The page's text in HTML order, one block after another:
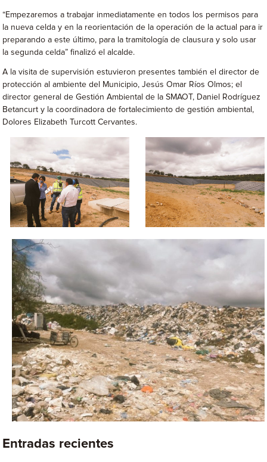
“Empezaremos a trabajar inmediatamente en todos los permisos para
la nueva celda y en la reorientación de la operación de la actual para ir
preparando a este último, para la tramitología de clausura y solo usar
la segunda celda” finalizó el alcalde.
A la visita de supervisión estuvieron presentes también el director de
protección al ambiente del Municipio, Jesús Omar Ríos Olmos; el
director general de Gestión Ambiental de la SMAOT, Daniel Rodríguez
Betancurt y la coordinadora de fortalecimiento de gestión ambiental,
Dolores Elizabeth Turcott Cervantes.
Entradas recientes